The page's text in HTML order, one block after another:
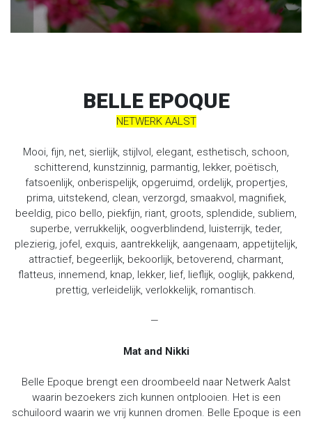
BELLE EPOQUE
NETWERK AALST
Mooi, fijn, net, sierlijk, stijlvol, elegant, esthetisch, schoon,
schitterend, kunstzinnig, parmantig, lekker, poëtisch,
fatsoenlijk, onberispelijk, opgeruimd, ordelijk, propertjes,
prima, uitstekend, clean, verzorgd, smaakvol, magnifiek,
beeldig, pico bello, piekfijn, riant, groots, splendide, subliem,
superbe, verrukkelijk, oogverblindend, luisterrijk, teder,
plezierig, jofel, exquis, aantrekkelijk, aangenaam, appetijtelijk,
attractief, begeerlijk, bekoorlijk, betoverend, charmant,
flatteus, innemend, knap, lekker, lief, lieflijk, ooglijk, pakkend,
prettig, verleidelijk, verlokkelijk, romantisch.
—
Mat and Nikki
Belle Epoque brengt een droombeeld naar Netwerk Aalst
waarin bezoekers zich kunnen ontplooien. Het is een
schuiloord waarin we vrij kunnen dromen. Belle Epoque is een